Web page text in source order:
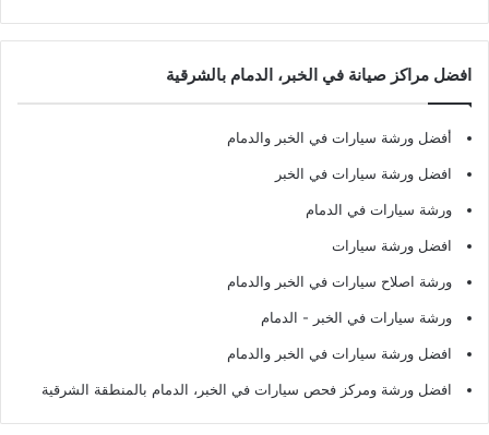
افضل مراكز صيانة في الخبر، الدمام بالشرقية
أفضل ورشة سيارات في الخبر والدمام
افضل ورشة سيارات في الخبر
ورشة سيارات في الدمام
افضل ورشة سيارات
ورشة اصلاح سيارات في الخبر والدمام
ورشة سيارات في الخبر - الدمام
افضل ورشة سيارات في الخبر والدمام
افضل ورشة ومركز فحص سيارات في الخبر، الدمام بالمنطقة الشرقية